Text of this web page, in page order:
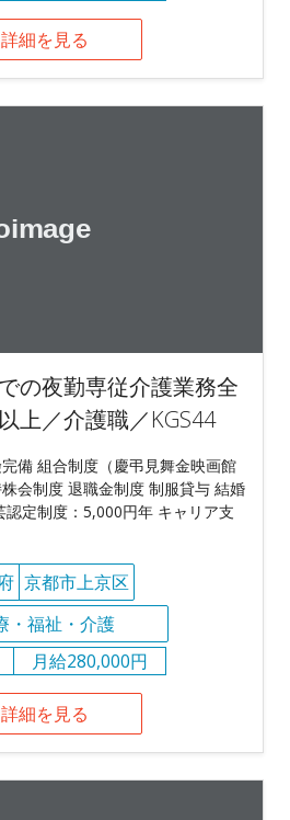
詳細を見る
の夜勤専従介護業務全
上／介護職／KGS44
完備 組合制度（慶弔見舞金映画館
会制度 退職金制度 制服貸与 結婚
定制度：5,000円年 キャリア支
京都市上京区
・福祉・介護
月給280,000円
詳細を見る